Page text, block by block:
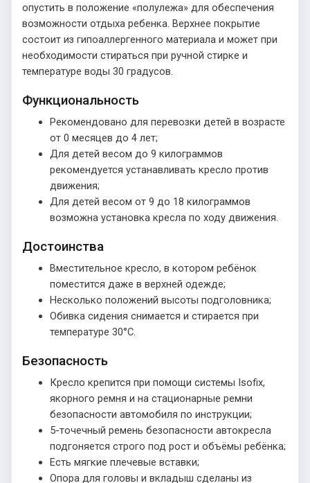
опустить в положение «полулежа» для обеспечения
возможности отдыха ребенка. Верхнее покрытие
состоит из гипоаллергенного материала и может при
необходимости стираться при ручной стирке и
температуре воды 30 градусов.
Функциональность
Рекомендовано для перевозки детей в возрасте
от 0 месяцев до 4 лет;
Для детей весом до 9 килограммов
рекомендуется устанавливать кресло против
движения;
Для детей весом от 9 до 18 килограммов
возможна установка кресла по ходу движения.
Достоинства
Вместительное кресло, в котором ребёнок
поместится даже в верхней одежде;
Несколько положений высоты подголовника;
Обивка сидения снимается и стирается при
температуре 30°С.
Безопасность
Кресло крепится при помощи системы Isofix,
якорного ремня и на стационарные ремни
безопасности автомобиля по инструкции;
5-точечный ремень безопасности автокресла
подгоняется строго под рост и объёмы ребёнка;
Есть мягкие плечевые вставки;
Опора для головы и вкладыш сделаны из